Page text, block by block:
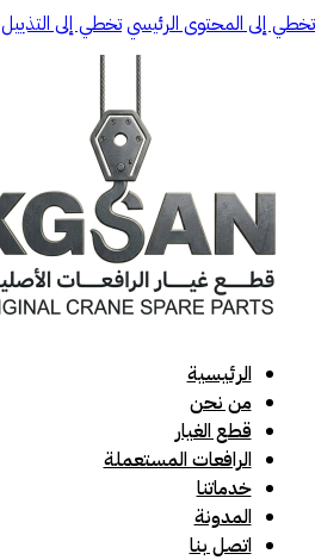
تخطي إلى المحتوى الرئيسيتخطي إلى التذييل
الرئيسية
من نحن
قطع الغيار
الرافعات المستعملة
خدماتنا
المدونة
اتصل بنا